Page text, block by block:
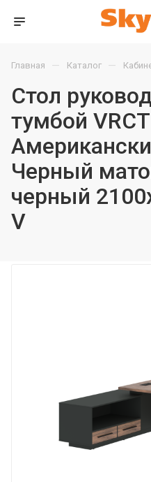
Главная — Каталог —
Стол
тумбой
Черный
черный
V